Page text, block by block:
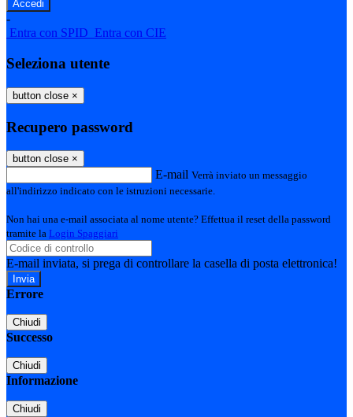
-
Entra con SPID Entra con CIE
Seleziona utente
button close ×
Recupero password
button close ×
E-mail Verrà inviato un messaggio
all'indirizzo indicato con le istruzioni necessarie.
Non hai una e-mail associata al nome utente? Effettua il reset della password
tramite la Login Spaggiari
E-mail inviata, si prega di controllare la casella di posta elettronica!
Errore
Chiudi
Successo
Chiudi
Informazione
Chiudi